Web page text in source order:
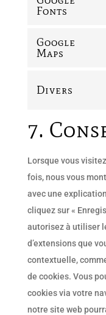
Fonts
Google
Maps
Divers
7.
Lorsque vous
fois, nous vous
avec une
cliquez sur «
autorisez à utiliser
d’extensions que
contextuelle,
de cookies. Vous
cookies via votre
notre site web